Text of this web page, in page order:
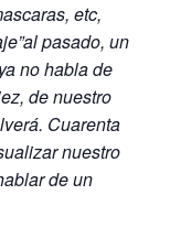
etc,
pasado, un
no habla de
de nuestro
Cuarenta
nuestro
de un